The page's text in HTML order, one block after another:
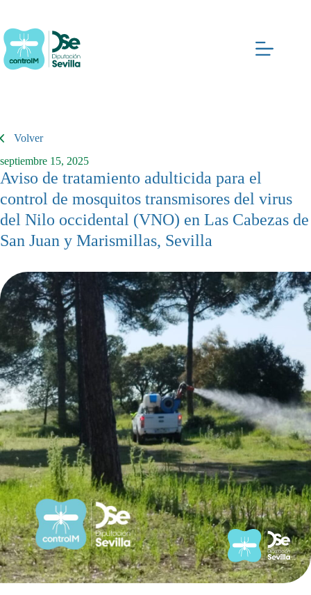
contenido
Volver
septiembre 15, 2025
Aviso de tratamiento adulticida para el
control de mosquitos transmisores del virus
del Nilo occidental (VNO) en Las Cabezas de
San Juan y Marismillas, Sevilla